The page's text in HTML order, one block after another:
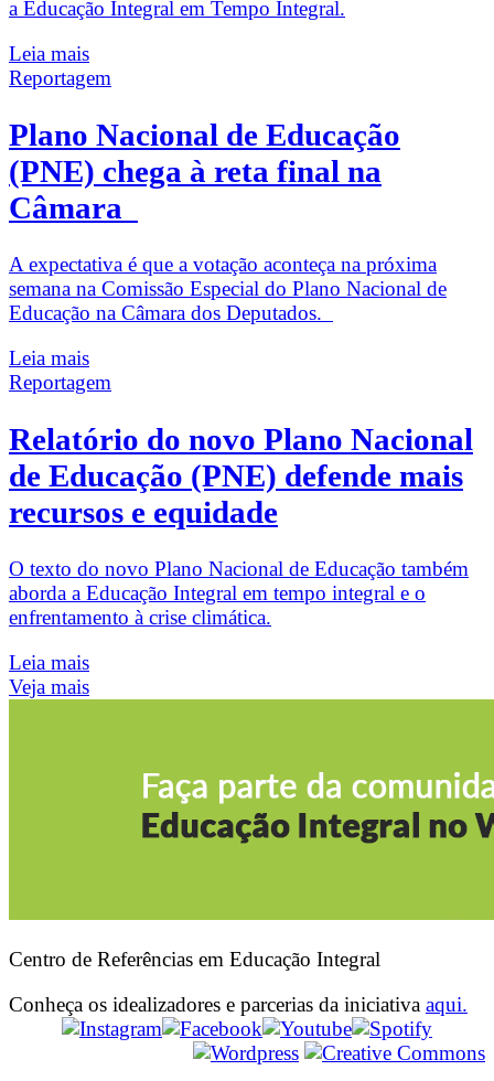
a Educação Integral em Tempo Integral.
Leia mais
Reportagem
Plano Nacional de Educação
(PNE) chega à reta final na
Câmara
A expectativa é que a votação aconteça na próxima
semana na Comissão Especial do Plano Nacional de
Educação na Câmara dos Deputados.
Leia mais
Reportagem
Relatório do novo Plano Nacional
de Educação (PNE) defende mais
recursos e equidade
O texto do novo Plano Nacional de Educação também
aborda a Educação Integral em tempo integral e o
enfrentamento à crise climática.
Leia mais
Veja mais
Centro de Referências em Educação Integral
Conheça os idealizadores e parcerias da iniciativa aqui.